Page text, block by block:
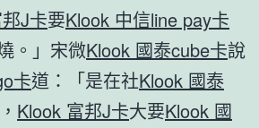
J卡要Klook 中信line pay卡
。」宋微Klook 國泰cube卡說
卡道：「是在社Klook 國泰
Klook 富邦J卡大要Klook 國